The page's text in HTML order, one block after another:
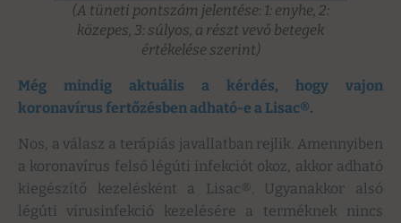
(A tüneti pontszám jelentése: 1: enyhe, 2:
közepes, 3: súlyos, a részt vevő betegek
értékelése szerint)
Még mindig aktuális a kérdés, hogy vajon
koronavírus fertőzésben adható-e a Lisac®.
Nos, a válasz a terápiás javallatban rejlik. Amennyiben
a koronavírus felső légúti infekciót okoz, akkor adható
kiegészítő kezelésként a Lisac®. Ugyanakkor alsó
légúti vírusinfekció kezelésére a terméknek nincs